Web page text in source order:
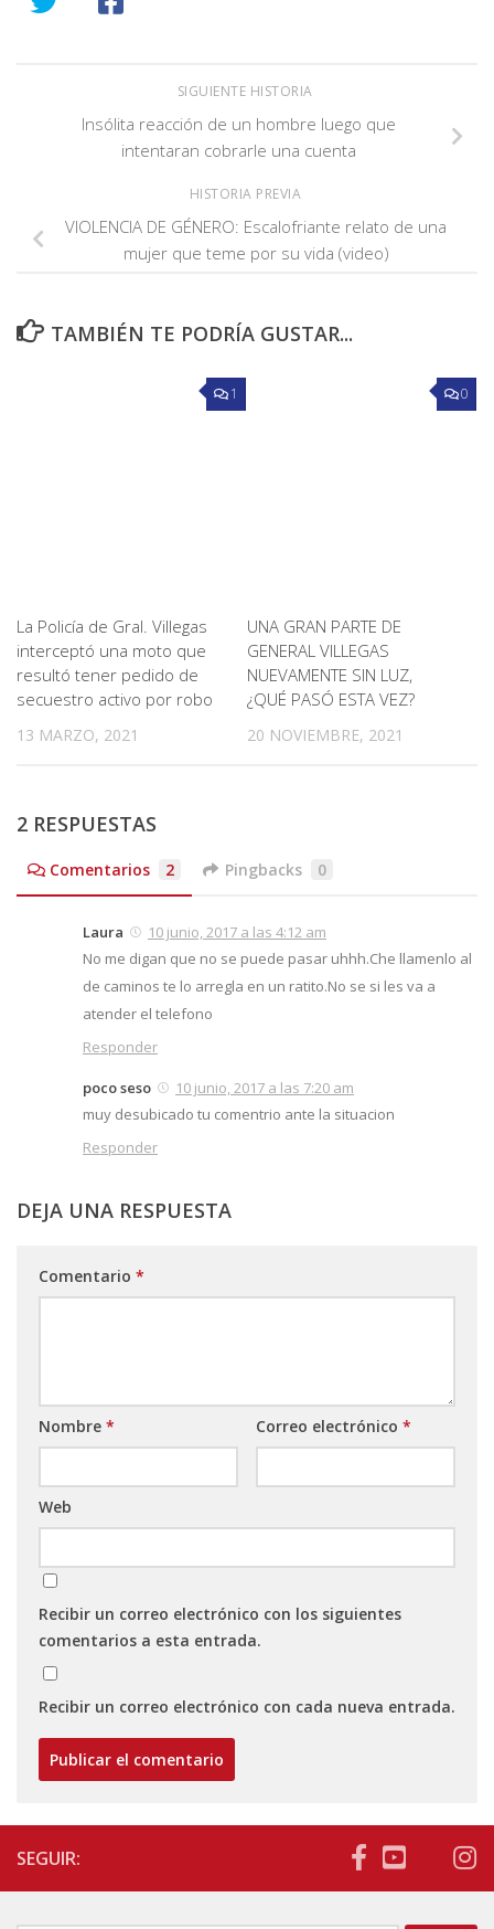
SIGUIENTE HISTORIA
Insólita reacción de un hombre luego que
intentaran cobrarle una cuenta
HISTORIA PREVIA
VIOLENCIA DE GÉNERO: Escalofriante relato de una
mujer que teme por su vida (video)
TAMBIÉN TE PODRÍA GUSTAR...
1
La Policía de Gral. Villegas
interceptó una moto que
resultó tener pedido de
secuestro activo por robo
13 MARZO, 2021
0
UNA GRAN PARTE DE
GENERAL VILLEGAS
NUEVAMENTE SIN LUZ,
¿QUÉ PASÓ ESTA VEZ?
20 NOVIEMBRE, 2021
2 RESPUESTAS
Comentarios 2 Pingbacks 0
Laura
10 junio, 2017 a las 4:12 am
No me digan que no se puede pasar uhhh.Che llamenlo al
de caminos te lo arregla en un ratito.No se si les va a
atender el telefono
Responder
poco seso
10 junio, 2017 a las 7:20 am
muy desubicado tu comentrio ante la situacion
Responder
DEJA UNA RESPUESTA
Comentario *
Nombre * Correo electrónico *
Web
Recibir un correo electrónico con los siguientes
comentarios a esta entrada.
Recibir un correo electrónico con cada nueva entrada.
SEGUIR: